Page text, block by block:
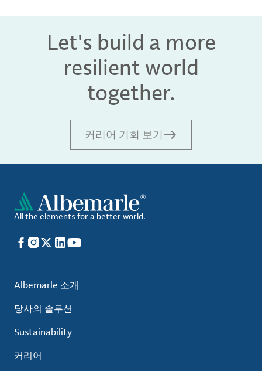
Let's build a more
resilient world
together.
커리어 기회 보기
All the elements for a better world.
Facebook
Instagram
X LinkedIn
YouTube
Albemarle 소개
당사의 솔루션
Sustainability
커리어